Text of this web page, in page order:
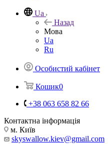
Ua
Назад
Мова
Ua
Ru
Особистий кабінет
Кошик0
+38 063 658 82 66
Контактна інформація
м. Київ
skyswallow.kiev@gmail.com